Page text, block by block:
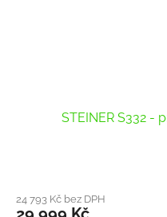
STEINER S332 -
24 793 Kč bez DPH